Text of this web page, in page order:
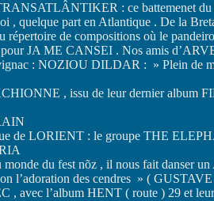
: ce battemenet du
, quelque part en Atlantique . De la
répertoire de compositions où le
pour JA ME CANSEI . Nos amis
: NOZIOU DILDAR : » Plein de
, issu de leur dernier album
de LORIENT : le groupe THE
du fest nõz , il nous fait danser
l’adoration des cendres » (
avec l’album HENT ( route ) 29 et